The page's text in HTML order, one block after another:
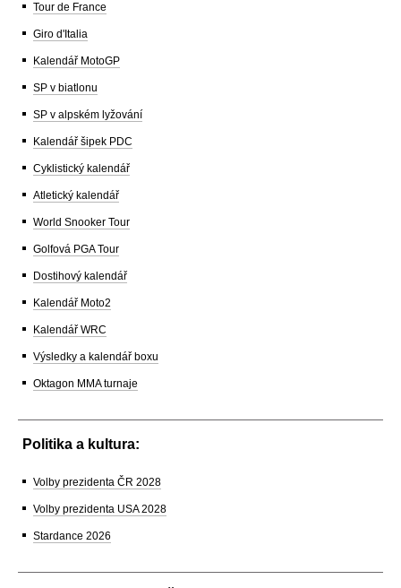
Tour de France
Giro d'Italia
Kalendář MotoGP
SP v biatlonu
SP v alpském lyžování
Kalendář šipek PDC
Cyklistický kalendář
Atletický kalendář
World Snooker Tour
Golfová PGA Tour
Dostihový kalendář
Kalendář Moto2
Kalendář WRC
Výsledky a kalendář boxu
Oktagon MMA turnaje
Politika a kultura:
Volby prezidenta ČR 2028
Volby prezidenta USA 2028
Stardance 2026